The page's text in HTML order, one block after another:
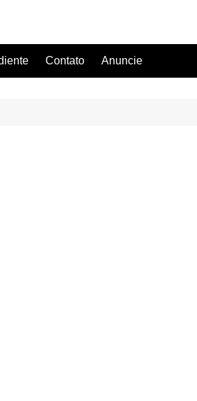
Contato Anuncie